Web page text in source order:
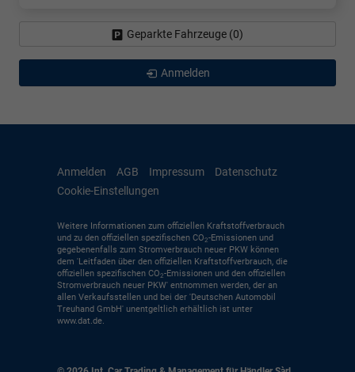
Geparkte Fahrzeuge (0)
Anmelden
Anmelden AGB Impressum
Datenschutz
Cookie-Einstellungen
Weitere Informationen zum offiziellen Kraftstoffverbrauch
und zu den offiziellen spezifischen CO2-Emissionen und
gegebenenfalls zum Stromverbrauch neuer PKW können
dem 'Leitfaden über den offiziellen Kraftstoffverbrauch, die
offiziellen spezifischen CO2-Emissionen und den offiziellen
Stromverbrauch neuer PKW' entnommen werden, der an
allen Verkaufsstellen und bei der 'Deutschen Automobil
Treuhand GmbH' unentgeltlich erhältlich ist unter
www.dat.de.